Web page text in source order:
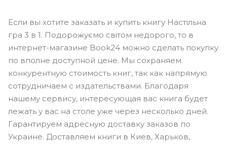
Если вы хотите заказать и купить книгу Настільна
гра 3 в 1. Подорожуємо світом недорого, то в
интернет-магазине Book24 можно сделать покупку
по вполне доступной цене. Мы сохраняем
конкурентную стоимость книг, так как напрямую
сотрудничаем с издательствами. Благодаря
нашему сервису, интересующая вас книга будет
лежать у вас на столе уже через несколько дней.
Гарантируем адресную доставку заказов по
Украине. Доставляем книги в Киев, Харьков,